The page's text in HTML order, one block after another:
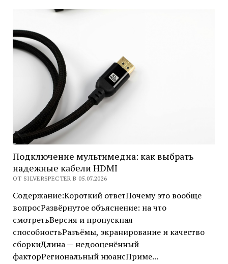
використовувати
автономне
тепло
в
спальнику
Подключение мультимедиа: как выбрать
надежные кабели HDMI
ОТ SILVERSPECTER В 05.07.2026
Содержание:Короткий ответПочему это вообще
вопросРазвёрнутое объяснение: на что
смотретьВерсия и пропускная
способностьРазъёмы, экранирование и качество
сборкиДлина — недооценённый
факторРегиональный нюансПриме...